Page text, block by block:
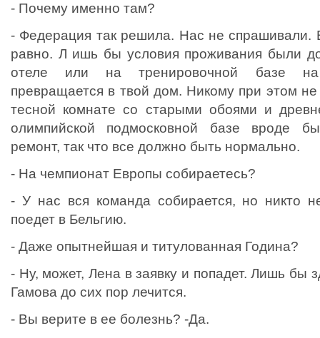
- Почему именно там?
- Федерация так решила. Нас не спрашивали.
равно. Л ишь бы условия проживания были
отеле или на тренировочной базе
превращается в твой дом. Никому при этом не
тесной комнате со старыми обоями и
олимпийской подмосковной базе вроде
ремонт, так что все должно быть нормально.
- На чемпионат Европы собираетесь?
- У нас вся команда собирается, но никто
поедет в Бельгию.
- Даже опытнейшая и титулованная Година?
- Ну, может, Лена в заявку и попадет. Лишь бы
Гамова до сих пор лечится.
- Вы верите в ее болезнь? -Да.